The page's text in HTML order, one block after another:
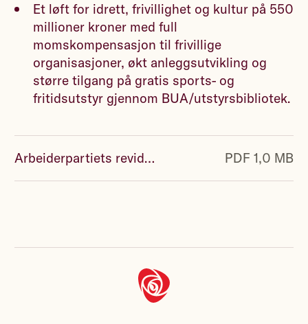
Et løft for idrett, frivillighet og kultur på 550
millioner kroner med full
momskompensasjon til frivillige
organisasjoner, økt anleggsutvikling og
større tilgang på gratis sports- og
fritidsutstyr gjennom BUA/utstyrsbibliotek.
Arbeiderpartiets reviderte nasjonalbudsjett 2021.pdf PDF 1,0 MB